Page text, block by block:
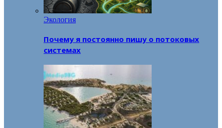
Экология
Почему я постоянно пишу о потоковых
системах